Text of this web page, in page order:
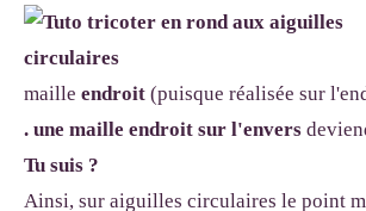
maille endroit (puisque réalisée sur
. une maille endroit sur l'envers
Tu suis ?
Ainsi, sur aiguilles circulaires le point